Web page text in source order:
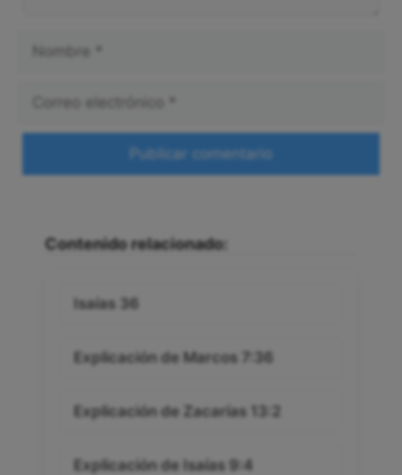
Contenido relacionado:
Isaías 36
Explicación de Marcos 7:36
Explicación de Zacarías 13:2
Explicación de Isaías 9:4